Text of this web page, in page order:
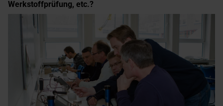
Werkstoffprüfung, etc.?